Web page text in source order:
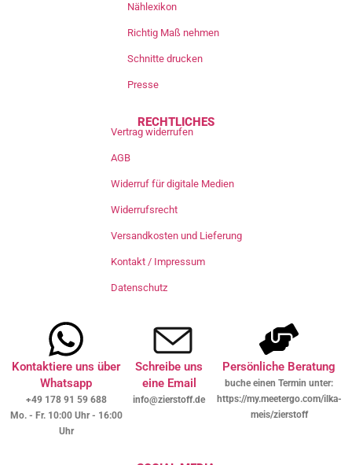
Nählexikon
Richtig Maß nehmen
Schnitte drucken
Presse
RECHTLICHES
Vertrag widerrufen
AGB
Widerruf für digitale Medien
Widerrufsrecht
Versandkosten und Lieferung
Kontakt / Impressum
Datenschutz
Kontaktiere uns über
Whatsapp
+49 178 91 59 688
Mo. - Fr. 10:00 Uhr - 16:00
Uhr
Schreibe uns
eine Email
info@zierstoff.de
Persönliche Beratung
buche einen Termin unter:
https://my.meetergo.com/ilka-
meis/zierstoff